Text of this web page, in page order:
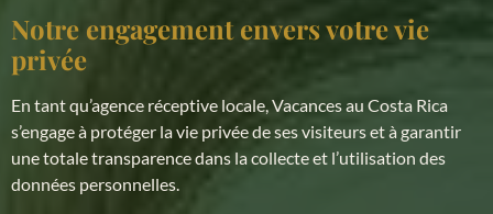
Notre engagement envers votre vie
privée
En tant qu’agence réceptive locale, Vacances au Costa Rica
s’engage à protéger la vie privée de ses visiteurs et à garantir
une totale transparence dans la collecte et l’utilisation des
données personnelles.